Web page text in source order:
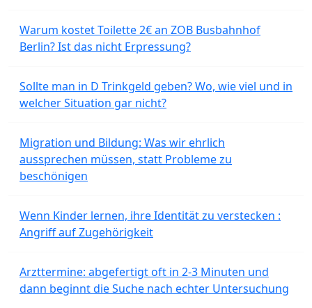
Warum kostet Toilette 2€ an ZOB Busbahnhof
Berlin? Ist das nicht Erpressung?
Sollte man in D Trinkgeld geben? Wo, wie viel und in
welcher Situation gar nicht?
Migration und Bildung: Was wir ehrlich
aussprechen müssen, statt Probleme zu
beschönigen
Wenn Kinder lernen, ihre Identität zu verstecken :
Angriff auf Zugehörigkeit
Arzttermine: abgefertigt oft in 2-3 Minuten und
dann beginnt die Suche nach echter Untersuchung